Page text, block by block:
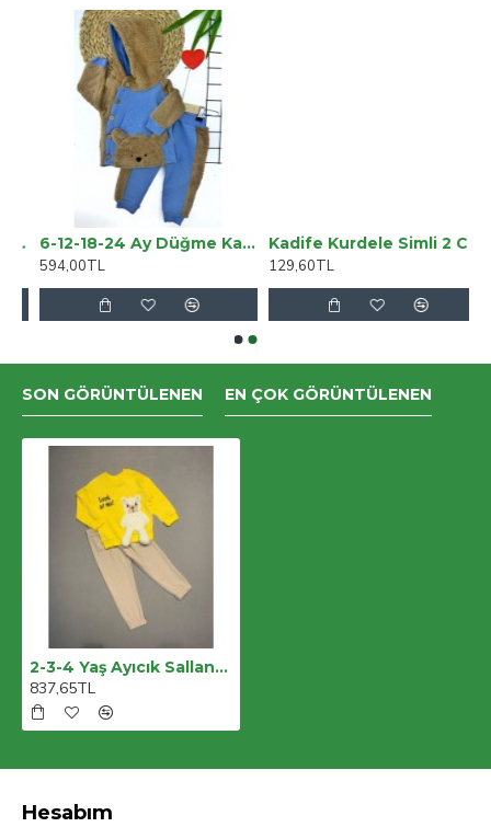
6-12-18-24 Ay Düğme Kapamalı Kapşonlu Ceket Welsoft Detaylı 2li Erkek Bebek Takımı
594,00TL
Kadife Kurdele Simli 2 Cm Gümüş 10 Metre
129,60TL
SON GÖRÜNTÜLENEN EN ÇOK GÖRÜNTÜLENEN
2-3-4 Yaş Ayıcık Sallanan Ayak Desenli Likra Penye Kumaş Sweat Pantolonlu Kız Erkek 2li Çocuk Takımı
837,65TL
Hesabım